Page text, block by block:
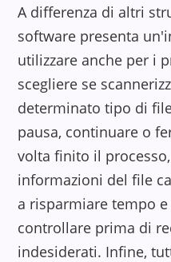
A differenza di altri
software presenta
utilizzare anche per i
scegliere se
determinato tipo di
pausa, continuare o
volta finito il
informazioni del file
a risparmiare tempo
controllare prima di
indesiderati. Infine,